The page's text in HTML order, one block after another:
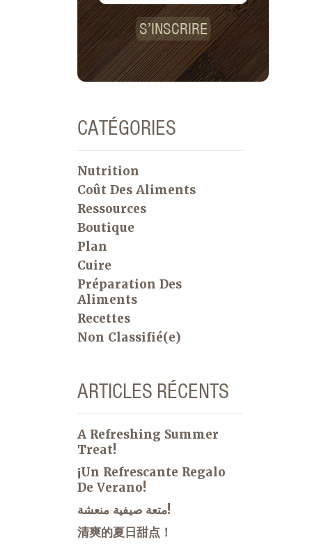
S’INSCRIRE
CATÉGORIES
Nutrition
Coût Des Aliments
Ressources
Boutique
Plan
Cuire
Préparation Des
Aliments
Recettes
Non Classifié(e)
ARTICLES RÉCENTS
A Refreshing Summer
Treat!
¡Un Refrescante Regalo
De Verano!
متعة صيفية منعشة!
清爽的夏日甜点！